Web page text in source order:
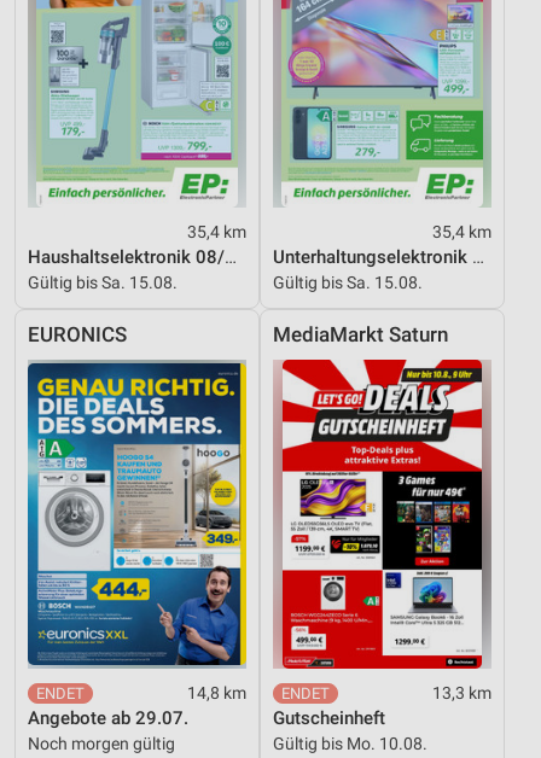
35,4 km
Haushaltselektronik 08/2026
Gültig bis Sa. 15.08.
35,4 km
Unterhaltungselektronik 08/2026
Gültig bis Sa. 15.08.
EURONICS
14,8 km
Angebote ab 29.07.
Noch morgen gültig
MediaMarkt Saturn
13,3 km
Gutscheinheft
Gültig bis Mo. 10.08.